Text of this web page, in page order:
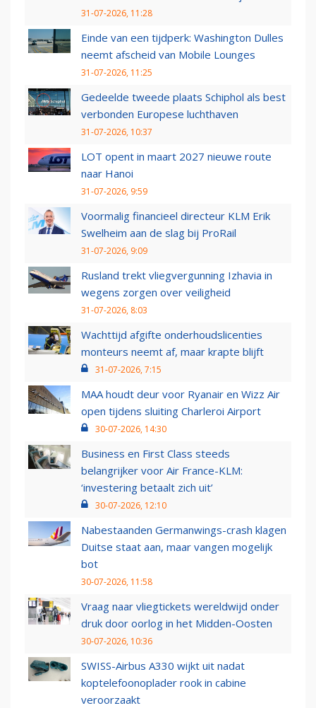
31-07-2026, 11:28
Einde van een tijdperk: Washington Dulles
neemt afscheid van Mobile Lounges
31-07-2026, 11:25
Gedeelde tweede plaats Schiphol als best
verbonden Europese luchthaven
31-07-2026, 10:37
LOT opent in maart 2027 nieuwe route
naar Hanoi
31-07-2026, 9:59
Voormalig financieel directeur KLM Erik
Swelheim aan de slag bij ProRail
31-07-2026, 9:09
Rusland trekt vliegvergunning Izhavia in
wegens zorgen over veiligheid
31-07-2026, 8:03
Wachttijd afgifte onderhoudslicenties
monteurs neemt af, maar krapte blijft
31-07-2026, 7:15
MAA houdt deur voor Ryanair en Wizz Air
open tijdens sluiting Charleroi Airport
30-07-2026, 14:30
Business en First Class steeds
belangrijker voor Air France-KLM:
‘investering betaalt zich uit’
30-07-2026, 12:10
Nabestaanden Germanwings-crash klagen
Duitse staat aan, maar vangen mogelijk
bot
30-07-2026, 11:58
Vraag naar vliegtickets wereldwijd onder
druk door oorlog in het Midden-Oosten
30-07-2026, 10:36
SWISS-Airbus A330 wijkt uit nadat
koptelefoonoplader rook in cabine
veroorzaakt